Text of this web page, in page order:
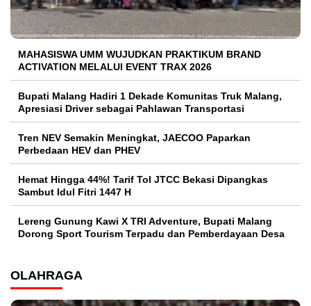
MAHASISWA UMM WUJUDKAN PRAKTIKUM BRAND
ACTIVATION MELALUI EVENT TRAX 2026
Bupati Malang Hadiri 1 Dekade Komunitas Truk Malang,
Apresiasi Driver sebagai Pahlawan Transportasi
Tren NEV Semakin Meningkat, JAECOO Paparkan
Perbedaan HEV dan PHEV
Hemat Hingga 44%! Tarif Tol JTCC Bekasi Dipangkas
Sambut Idul Fitri 1447 H
Lereng Gunung Kawi X TRI Adventure, Bupati Malang
Dorong Sport Tourism Terpadu dan Pemberdayaan Desa
OLAHRAGA